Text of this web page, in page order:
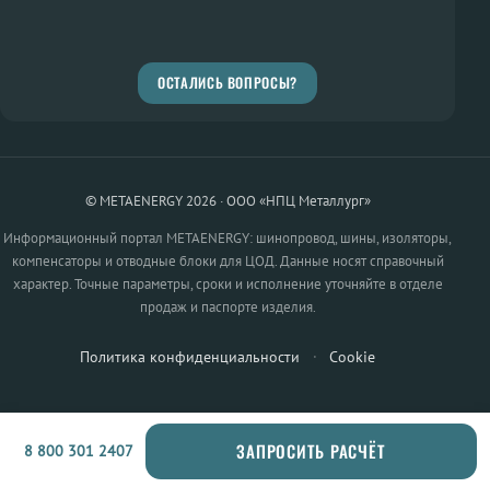
ОСТАЛИСЬ ВОПРОСЫ?
© METAENERGY 2026 · ООО «НПЦ Металлург»
Информационный портал METAENERGY: шинопровод, шины, изоляторы,
компенсаторы и отводные блоки для ЦОД. Данные носят справочный
характер. Точные параметры, сроки и исполнение уточняйте в отделе
продаж и паспорте изделия.
Политика конфиденциальности · Cookie
8 800 301 2407 ЗАПРОСИТЬ РАСЧЁТ